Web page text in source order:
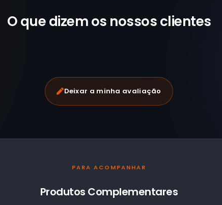
O que dizem os nossosclientes
Deixar a minha avaliação
PARA ACOMPANHAR
Produtos Complementares